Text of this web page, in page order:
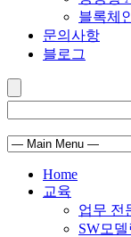
블록체
문의사항
블로그
Home
교육
업무 전
SW모